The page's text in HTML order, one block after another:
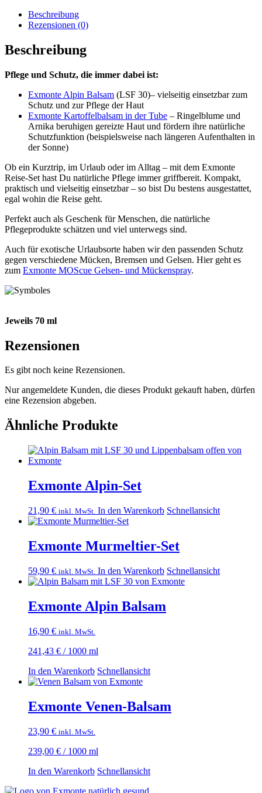
Beschreibung
Rezensionen (0)
Beschreibung
Pflege und Schutz, die immer dabei ist:
Exmonte Alpin Balsam (LSF 30)– vielseitig einsetzbar zum
Schutz und zur Pflege der Haut
Exmonte Kartoffelbalsam in der Tube – Ringelblume und
Arnika beruhigen gereizte Haut und fördern ihre natürliche
Schutzfunktion (beispielsweise nach längeren Aufenthalten in
der Sonne)
Ob ein Kurztrip, im Urlaub oder im Alltag – mit dem Exmonte
Reise-Set hast Du natürliche Pflege immer griffbereit. Kompakt,
praktisch und vielseitig einsetzbar – so bist Du bestens ausgestattet,
egal wohin die Reise geht.
Perfekt auch als Geschenk für Menschen, die natürliche
Pflegeprodukte schätzen und viel unterwegs sind.
Auch für exotische Urlaubsorte haben wir den passenden Schutz
gegen verschiedene Mücken, Bremsen und Gelsen. Hier geht es
zum Exmonte MOScue Gelsen- und Mückenspray.
Jeweils 70 ml
Rezensionen
Es gibt noch keine Rezensionen.
Nur angemeldete Kunden, die dieses Produkt gekauft haben, dürfen
eine Rezension abgeben.
Ähnliche Produkte
Exmonte Alpin-Set
21,90 € inkl. MwSt. In den Warenkorb Schnellansicht
Exmonte Murmeltier-Set
59,90 € inkl. MwSt. In den Warenkorb Schnellansicht
Exmonte Alpin Balsam
16,90 € inkl. MwSt.
241,43 € / 1000 ml
In den Warenkorb Schnellansicht
Exmonte Venen-Balsam
23,90 € inkl. MwSt.
239,00 € / 1000 ml
In den Warenkorb Schnellansicht